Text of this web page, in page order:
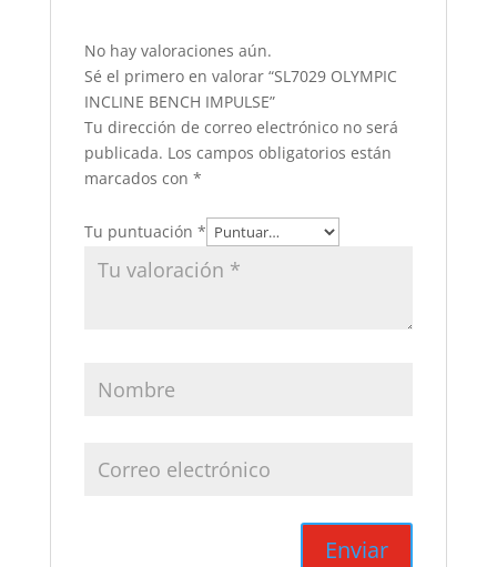
No hay valoraciones aún.
Sé el primero en valorar “SL7029 OLYMPIC
INCLINE BENCH IMPULSE”
Tu dirección de correo electrónico no será
publicada. Los campos obligatorios están
marcados con *
Tu puntuación *